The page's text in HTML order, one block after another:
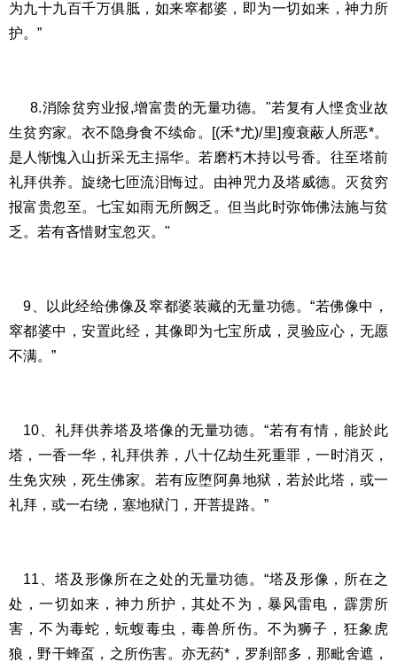
为九十九百千万俱胝，如来窣都婆，即为一切如来，神力所
护。”
8.消除贫穷业报,增富贵的无量功德。"若复有人悭贪业故
生贫穷家。衣不隐身食不续命。[(禾*尤)/里]瘦衰蔽人所恶*。
是人惭愧入山折采无主搹华。若磨朽木持以号香。往至塔前
礼拜供养。旋绕七匝流泪悔过。由神咒力及塔威德。灭贫穷
报富贵忽至。七宝如雨无所阙乏。但当此时弥饰佛法施与贫
乏。若有吝惜财宝忽灭。"
9、以此经给佛像及窣都婆装藏的无量功德。“若佛像中，
窣都婆中，安置此经，其像即为七宝所成，灵验应心，无愿
不满。”
10、礼拜供养塔及塔像的无量功德。“若有有情，能於此
塔，一香一华，礼拜供养，八十亿劫生死重罪，一时消灭，
生免灾殃，死生佛家。若有应堕阿鼻地狱，若於此塔，或一
礼拜，或一右绕，塞地狱门，开菩提路。”
11、塔及形像所在之处的无量功德。“塔及形像，所在之
处，一切如来，神力所护，其处不为，暴风雷电，霹雳所
害，不为毒蛇，蚖蝮毒虫，毒兽所伤。不为狮子，狂象虎
狼，野干蜂虿，之所伤害。亦无药*，罗刹部多，那毗舍遮，